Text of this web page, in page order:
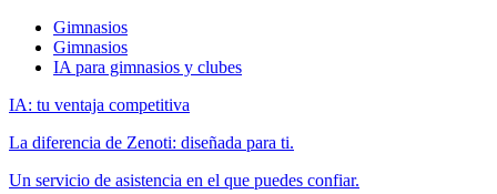
Gimnasios
Gimnasios
IA para gimnasios y clubes
IA: tu ventaja competitiva
La diferencia de Zenoti: diseñada para ti.
Un servicio de asistencia en el que puedes confiar.